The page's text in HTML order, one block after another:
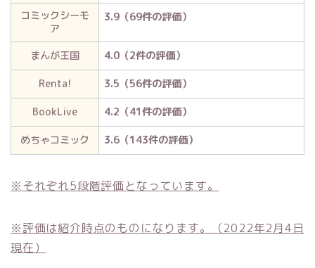
コミックシーモ
ア
3.9（69件の評価）
まんが王国
4.0（2件の評価）
Renta!
3.5（56件の評価）
BookLive
4.2（41件の評価）
めちゃコミック
3.6（143件の評価）
※それぞれ5段階評価となっています。
※評価は紹介時点のものになります。（2022年2月4日
現在）